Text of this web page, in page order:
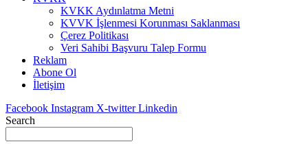
KVKK Aydınlatma Metni
KVVK İşlenmesi Korunması Saklanması
Çerez Politikası
Veri Sahibi Başvuru Talep Formu
Reklam
Abone Ol
İletişim
Facebook Instagram X-twitter Linkedin
Search